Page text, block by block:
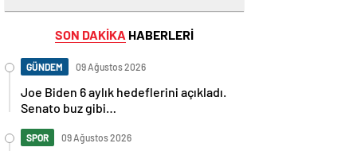
SON DAKİKA HABERLERİ
GÜNDEM 09 Ağustos 2026
Joe Biden 6 aylık hedeflerini açıkladı.
Senato buz gibi…
SPOR 09 Ağustos 2026